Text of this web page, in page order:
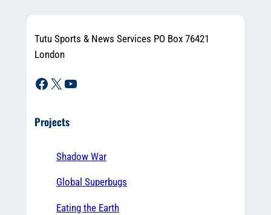
Tutu Sports & News Services PO Box 76421
London
Facebook X YouTube
Projects
Shadow War
Global Superbugs
Eating the Earth